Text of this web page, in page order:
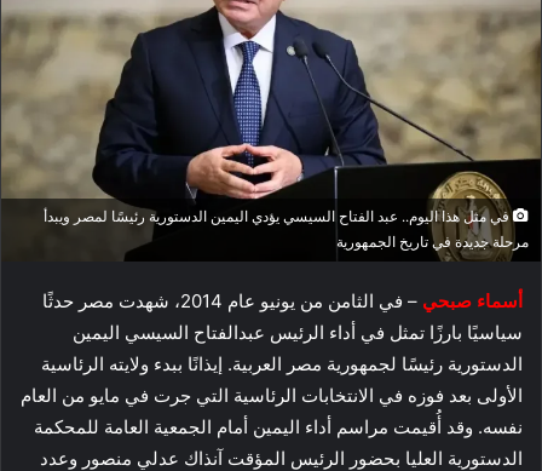
في مثل هذا اليوم.. عبد الفتاح السيسي يؤدي اليمين الدستورية رئيسًا لمصر ويبدأ
مرحلة جديدة في تاريخ الجمهورية
أسماء صبحي
– في الثامن من يونيو عام 2014، شهدت مصر حدثًا
سياسيًا بارزًا تمثل في أداء الرئيس عبدالفتاح السيسي اليمين
الدستورية رئيسًا لجمهورية مصر العربية. إيذانًا ببدء ولايته الرئاسية
الأولى بعد فوزه في الانتخابات الرئاسية التي جرت في مايو من العام
نفسه. وقد أُقيمت مراسم أداء اليمين أمام الجمعية العامة للمحكمة
الدستورية العليا بحضور الرئيس المؤقت آنذاك عدلي منصور وعدد